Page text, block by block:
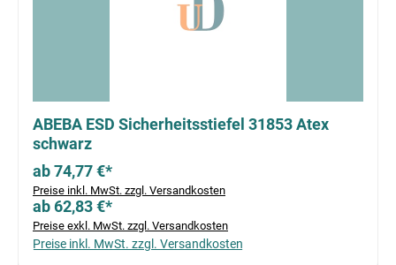
ABEBA ESD Sicherheitsstiefel 31853 Atex
schwarz
ab 74,77 €*
Preise inkl. MwSt. zzgl. Versandkosten
ab 62,83 €*
Preise exkl. MwSt. zzgl. Versandkosten
Preise inkl. MwSt. zzgl. Versandkosten